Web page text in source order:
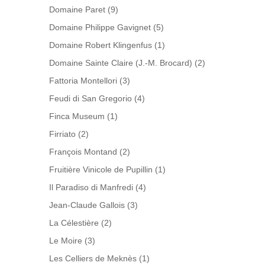
Domaine Paret (9)
Domaine Philippe Gavignet (5)
Domaine Robert Klingenfus (1)
Domaine Sainte Claire (J.-M. Brocard) (2)
Fattoria Montellori (3)
Feudi di San Gregorio (4)
Finca Museum (1)
Firriato (2)
François Montand (2)
Fruitière Vinicole de Pupillin (1)
Il Paradiso di Manfredi (4)
Jean-Claude Gallois (3)
La Célestière (2)
Le Moire (3)
Les Celliers de Meknès (1)